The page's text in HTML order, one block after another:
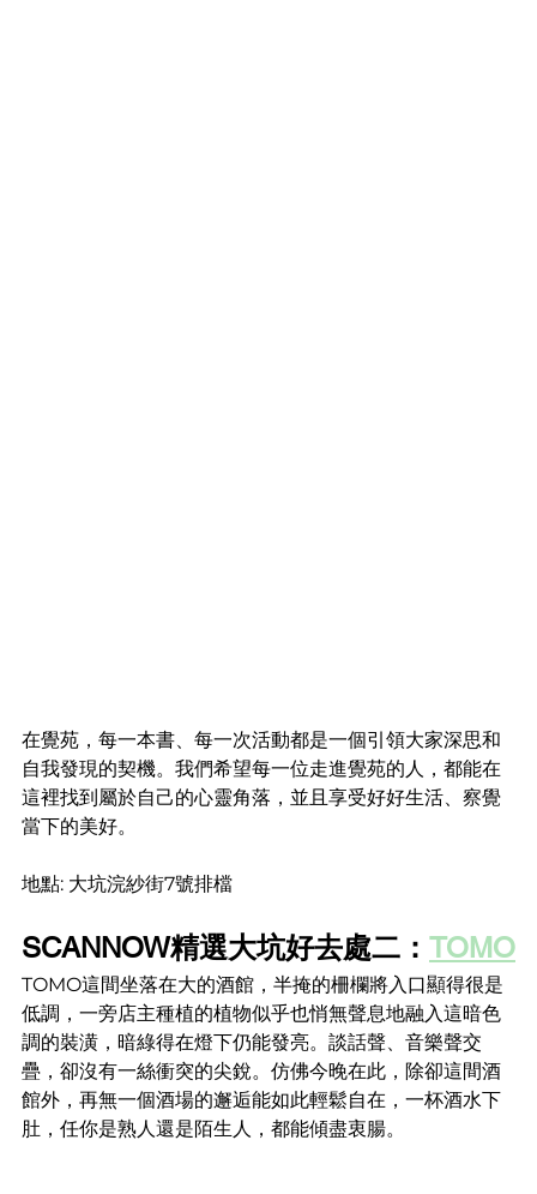
在覺苑，每一本書、每一次活動都是一個引領大家深思和
自我發現的契機。我們希望每一位走進覺苑的人，都能在
這裡找到屬於自己的心靈角落，並且享受好好生活、察覺
當下的美好。
地點: 大坑浣紗街7號排檔
SCANNOW精選大坑好去處二： TOMO
TOMO這間坐落在大的酒館，半掩的柵欄將入口顯得很是
低調，一旁店主種植的植物似乎也悄無聲息地融入這暗色
調的裝潢，暗綠得在燈下仍能發亮。談話聲、音樂聲交
疊，卻沒有一絲衝突的尖銳。仿佛今晚在此，除卻這間酒
館外，再無一個酒場的邂逅能如此輕鬆自在，一杯酒水下
肚，任你是熟人還是陌生人，都能傾盡衷腸。